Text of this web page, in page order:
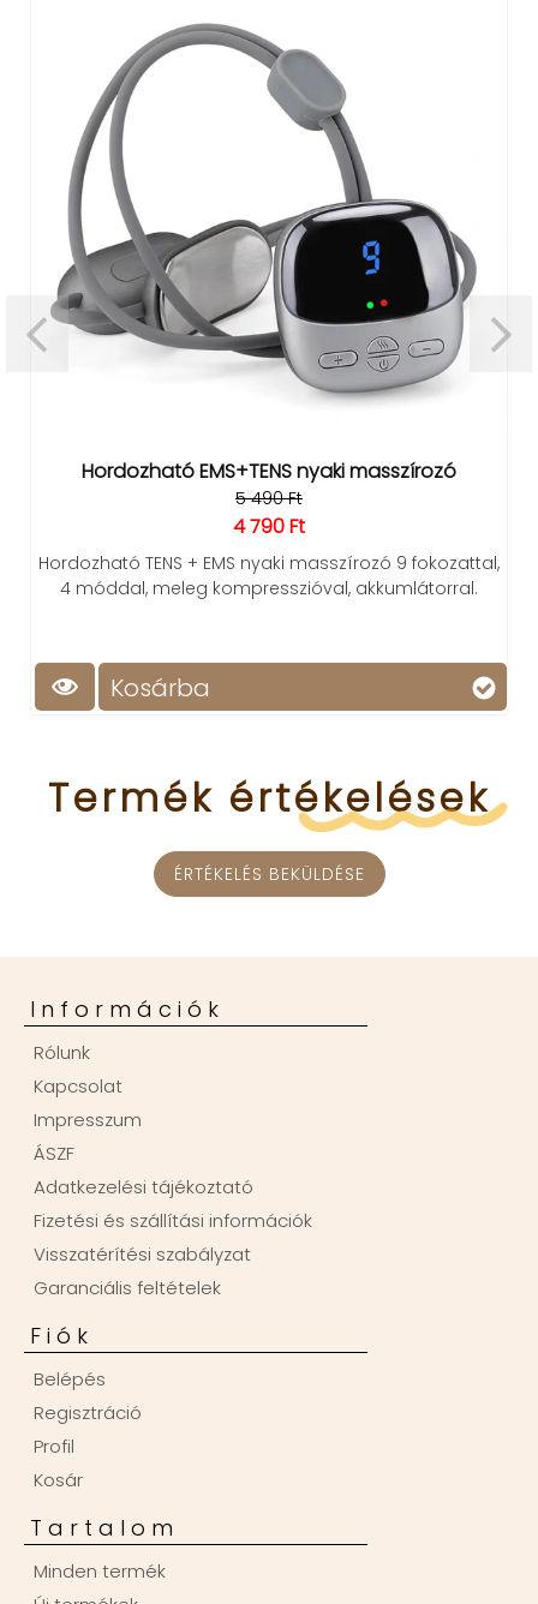
Hordozható EMS+TENS nyaki masszírozó
5 490 Ft
4 790 Ft
Hordozható TENS + EMS nyaki masszírozó 9 fokozattal,
4 móddal, meleg kompresszióval, akkumlátorral.
Kosárba
Termék értékelések
ÉRTÉKELÉS BEKÜLDÉSE
Információk
Rólunk
Kapcsolat
Impresszum
ÁSZF
Adatkezelési tájékoztató
Fizetési és szállítási információk
Visszatérítési szabályzat
Garanciális feltételek
Fiók
Belépés
Regisztráció
Profil
Kosár
Tartalom
Minden termék